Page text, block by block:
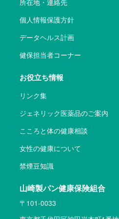
所在地・連絡先
個人情報保護方針
データヘルス計画
健保担当者コーナー
お役立ち情報
リンク集
ジェネリック医薬品のご案内
こころと体の健康相談
女性の健康について
禁煙豆知識
山崎製パン健康保険組合
〒101-0033